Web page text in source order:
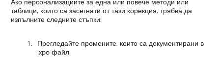
таблици, които са засегнати от тази корекция, трябва да
изпълните следните стъпки:
Прегледайте промените, които са документирани в
.xpo файл.